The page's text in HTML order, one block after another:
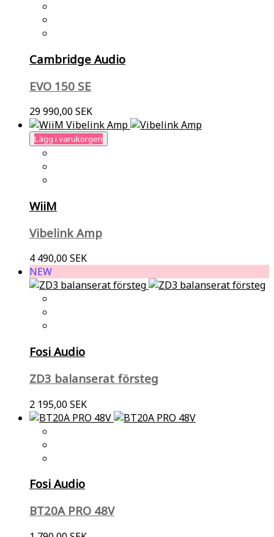
Cambridge Audio
EVO 150 SE
29 990,00 SEK
Lägg i varukorgen
WiiM
Vibelink Amp
4 490,00 SEK
NEW
Fosi Audio
ZD3 balanserat försteg
2 195,00 SEK
Fosi Audio
BT20A PRO 48V